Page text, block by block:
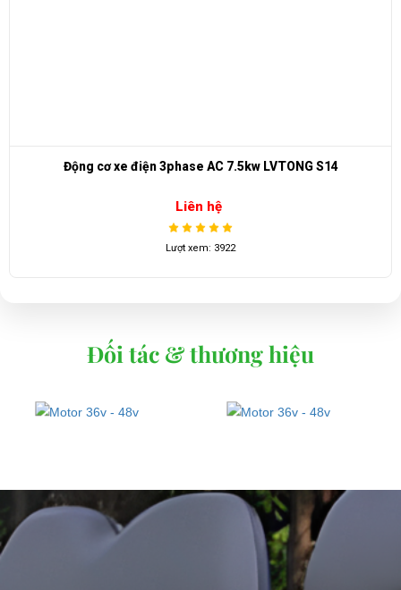
Động cơ xe điện 3phase AC 7.5kw LVTONG S14
Liên hệ
Lượt xem: 3922
Đối tác & thương hiệu